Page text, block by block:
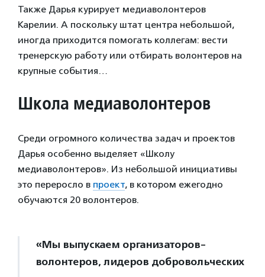
Также Дарья курирует медиаволонтеров
Карелии. А поскольку штат центра небольшой,
иногда приходится помогать коллегам: вести
тренерскую работу или отбирать волонтеров на
крупные события…
Школа медиаволонтеров
Среди огромного количества задач и проектов
Дарья особенно выделяет «Школу
медиаволонтеров». Из небольшой инициативы
это переросло в проект, в котором ежегодно
обучаются 20 волонтеров.
«Мы выпускаем организаторов-
волонтеров, лидеров добровольческих